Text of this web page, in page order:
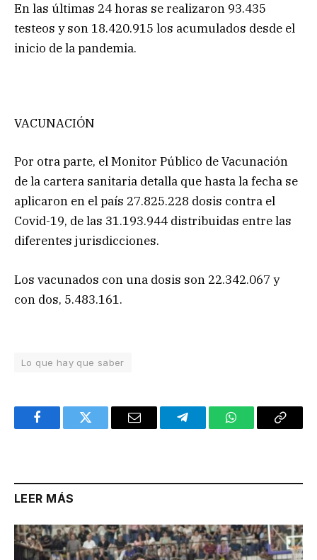
En las últimas 24 horas se realizaron 93.435
testeos y son 18.420.915 los acumulados desde el
inicio de la pandemia.
VACUNACIÓN
Por otra parte, el Monitor Público de Vacunación
de la cartera sanitaria detalla que hasta la fecha se
aplicaron en el país 27.825.228 dosis contra el
Covid-19, de las 31.193.944 distribuidas entre las
diferentes jurisdicciones.
Los vacunados con una dosis son 22.342.067 y
con dos, 5.483.161.
Lo que hay que saber
FacebookTwitter Email TelegramWhatsAppCopy
LEER MÁS